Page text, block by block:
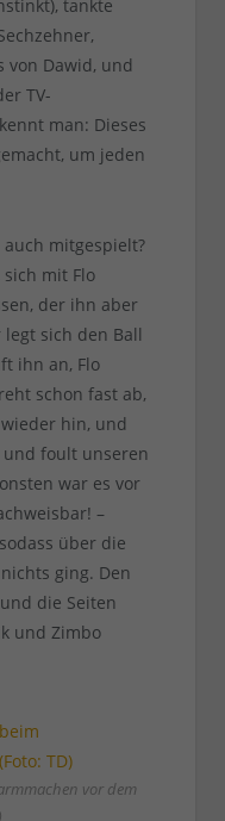
tankte
von Dawid, und
TV-
man: Dieses
um jeden
mitgespielt?
mit Flo
der ihn aber
sich den Ball
ihn an, Flo
schon fast ab,
hin, und
foult unseren
war es vor
–
über die
ging. Den
die Seiten
und Zimbo
vor dem